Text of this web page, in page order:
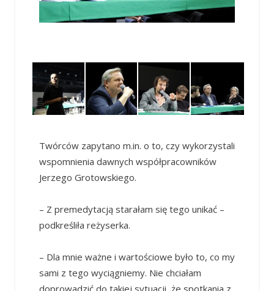
Twórców zapytano m.in. o to, czy wykorzystali
wspomnienia dawnych współpracowników
Jerzego Grotowskiego.
– Z premedytacją starałam się tego unikać –
podkreśliła reżyserka.
– Dla mnie ważne i wartościowe było to, co my
sami z tego wyciągniemy. Nie chciałam